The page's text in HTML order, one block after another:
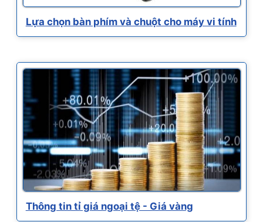
Lựa chọn bàn phím và chuột cho máy vi tính
Thông tin tỉ giá ngoại tệ - Giá vàng